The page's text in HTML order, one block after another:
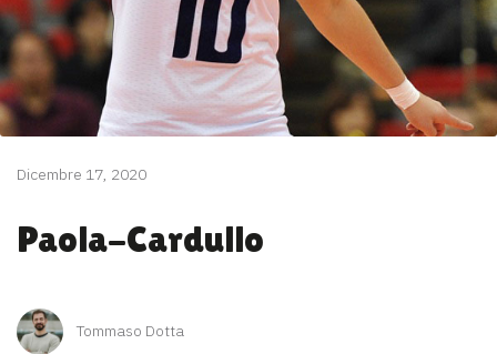
Dicembre 17, 2020
Paola-Cardullo
Tommaso Dotta